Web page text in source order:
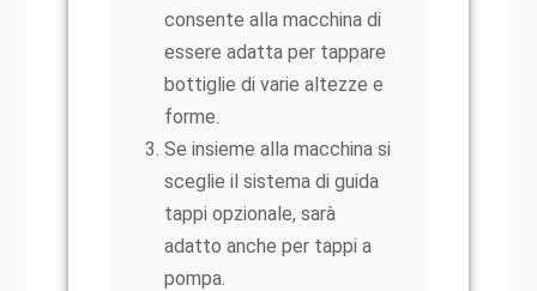
consente alla macchina di
essere adatta per tappare
bottiglie di varie altezze e
forme.
Se insieme alla macchina si
sceglie il sistema di guida
tappi opzionale, sarà
adatto anche per tappi a
pompa.